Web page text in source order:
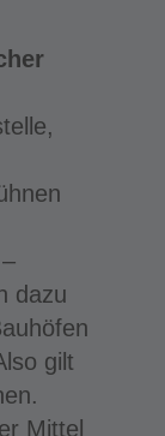
dazu
gilt
Mittel